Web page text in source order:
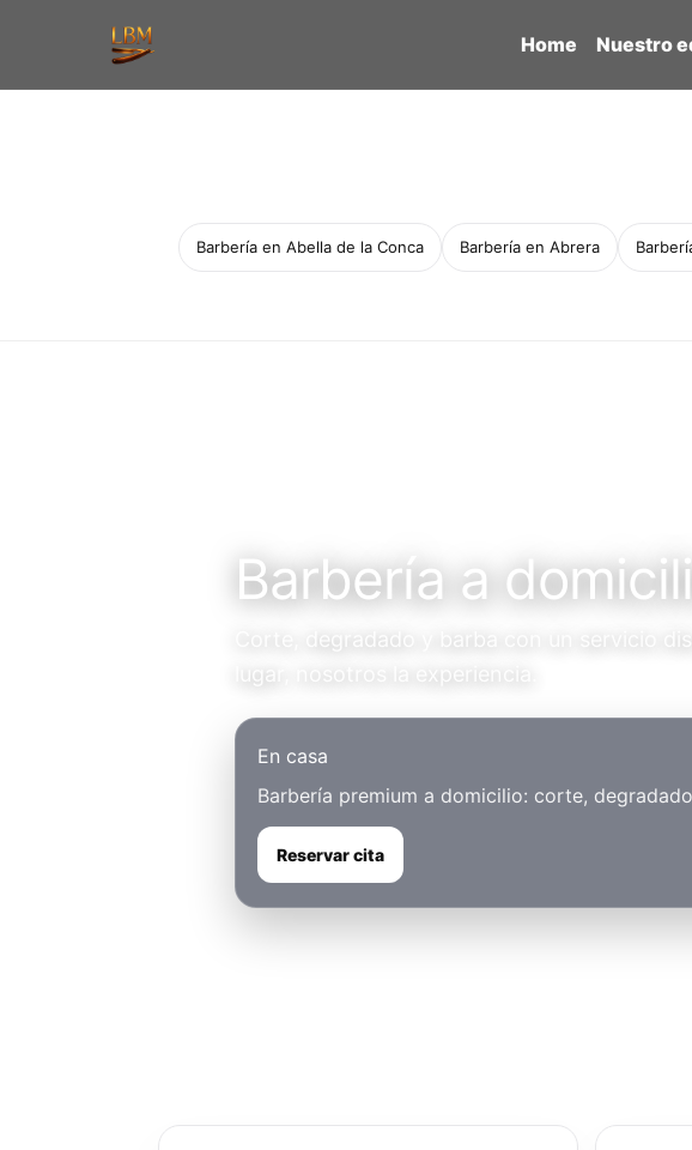
Home Nuestro
Barbería en Abella de la Conca Barbería en Abrera
Barbería a
Corte, degradado y barba con un servicio
En casa
Barbería premium a domicilio: corte,
Reservar cita